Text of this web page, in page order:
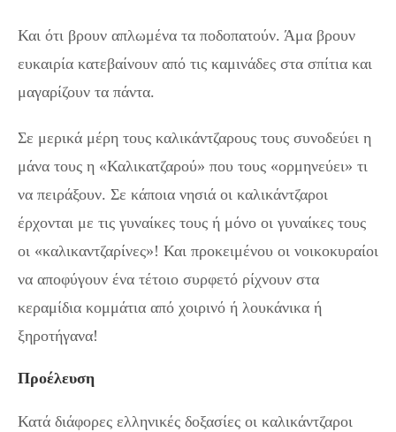
Και ότι βρουν απλωμένα τα ποδοπατούν. Άμα βρουν
ευκαιρία κατεβαίνουν από τις καμινάδες στα σπίτια και
μαγαρίζουν τα πάντα.
Σε μερικά μέρη τους καλικάντζαρους τους συνοδεύει η
μάνα τους η «Καλικατζαρού» που τους «ορμηνεύει» τι
να πειράξουν. Σε κάποια νησιά οι καλικάντζαροι
έρχονται με τις γυναίκες τους ή μόνο οι γυναίκες τους
οι «καλικαντζαρίνες»! Και προκειμένου οι νοικοκυραίοι
να αποφύγουν ένα τέτοιο συρφετό ρίχνουν στα
κεραμίδια κομμάτια από χοιρινό ή λουκάνικα ή
ξηροτήγανα!
Προέλευση
Κατά διάφορες ελληνικές δοξασίες οι καλικάντζαροι